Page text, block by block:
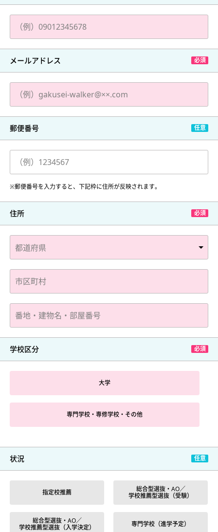
メールアドレス
郵便番号
※郵便番号を入力すると、下記枠に住所が反映されます。
住所
学校区分
大学
専門学校・専修学校・その他
状況
指定校推薦
総合型選抜・AO／
学校推薦型選抜（受験）
総合型選抜・AO／
学校推薦型選抜（入学決定）
専門学校（進学予定）